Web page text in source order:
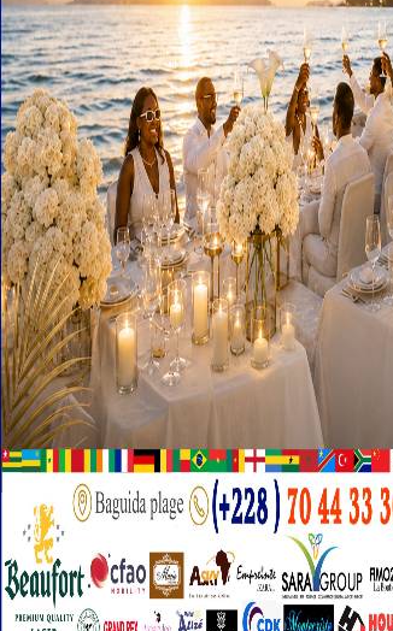
Twitter
Web dans ce navigateur pour la prochaine fois